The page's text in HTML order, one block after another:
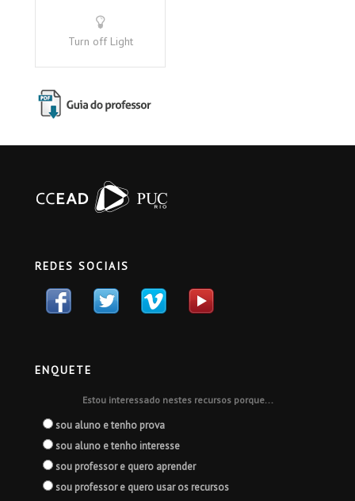
Turn off Light
REDES SOCIAIS
ENQUETE
Estou interessado nestes recursos porque...
sou aluno e tenho prova
sou aluno e tenho interesse
sou professor e quero aprender
sou professor e quero usar os recursos